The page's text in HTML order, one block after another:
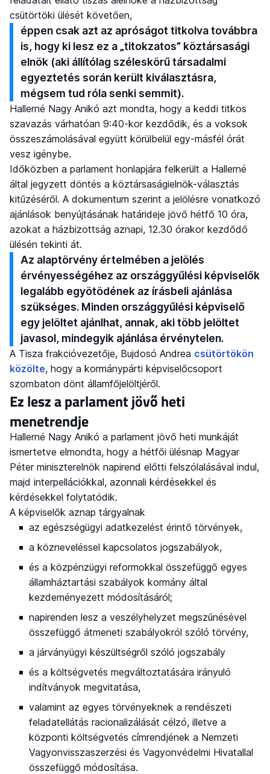
csütörtöki ülését követően,
éppen csak azt az apróságot titkolva továbbra
is, hogy ki lesz ez a „titokzatos” köztársasági
elnök (aki állítólag széleskörű társadalmi
egyeztetés során került kiválasztásra,
mégsem tud róla senki semmit).
Hallerné Nagy Anikó azt mondta, hogy a keddi titkos
szavazás várhatóan 9:40-kor kezdődik, és a voksok
összeszámolásával együtt körülbelül egy-másfél órát
vesz igénybe.
Időközben a parlament honlapjára felkerült a Hallerné
által jegyzett döntés a köztársaságielnök-választás
kitűzéséről. A dokumentum szerint a jelölésre vonatkozó
ajánlások benyújtásának határideje jövő hétfő 10 óra,
azokat a házbizottság aznapi, 12.30 órakor kezdődő
ülésén tekinti át.
Az alaptörvény értelmében a jelölés
érvényességéhez az országgyűlési képviselők
legalább egyötödének az írásbeli ajánlása
szükséges. Minden országgyűlési képviselő
egy jelöltet ajánlhat, annak, aki több jelöltet
javasol, mindegyik ajánlása érvénytelen.
A Tisza frakcióvezetője, Bujdosó Andrea csütörtökön
közölte, hogy a kormánypárti képviselőcsoport
szombaton dönt államfőjelöltjéről.
Ez lesz a parlament jövő heti
menetrendje
Hallerné Nagy Anikó a parlament jövő heti munkáját
ismertetve elmondta, hogy a hétfői ülésnap Magyar
Péter miniszterelnök napirend előtti felszólalásával indul,
majd interpellációkkal, azonnali kérdésekkel és
kérdésekkel folytatódik.
A képviselők aznap tárgyalnak
az egészségügyi adatkezelést érintő törvények,
a közneveléssel kapcsolatos jogszabályok,
és a közpénzügyi reformokkal összefüggő egyes
államháztartási szabályok kormány által
kezdeményezett módosításáról;
napirenden lesz a veszélyhelyzet megszűnésével
összefüggő átmeneti szabályokról szóló törvény,
a járványügyi készültségről szóló jogszabály
és a költségvetés megváltoztatására irányuló
indítványok megvitatása,
valamint az egyes törvényeknek a rendészeti
feladatellátás racionalizálását célzó, illetve a
központi költségvetés címrendjének a Nemzeti
Vagyonvisszaszerzési és Vagyonvédelmi Hivatallal
összefüggő módosítása.